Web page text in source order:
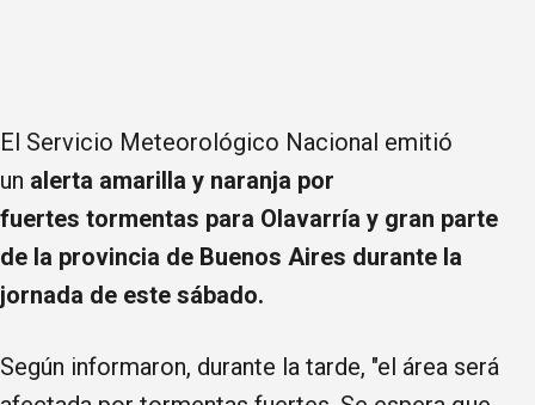
El Servicio Meteorológico Nacional emitió
un alerta amarilla y naranja por
fuertes tormentas para Olavarría y gran parte
de la provincia de Buenos Aires durante la
jornada de este sábado.
Según informaron, durante la tarde, "el área será